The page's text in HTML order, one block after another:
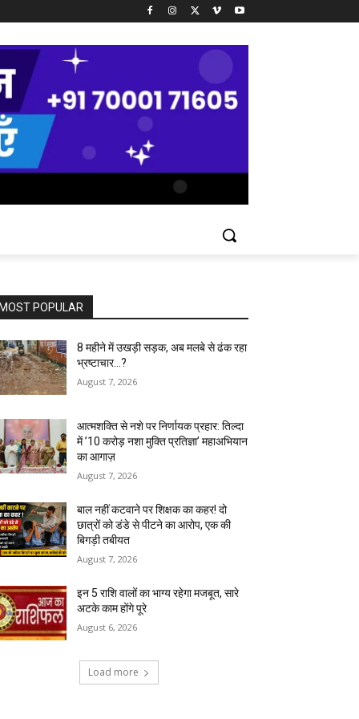
MOST POPULAR
8 महीने में उखड़ी सड़क, अब मलबे से ढंक रहा
भ्रष्टाचार…?
August 7, 2026
आत्मशक्ति से नशे पर निर्णायक प्रहार: तिल्दा
में ’10 करोड़ नशा मुक्ति प्रतिज्ञा’ महाअभियान
का आगाज़
August 7, 2026
बाल नहीं कटवाने पर शिक्षक का कहर! दो
छात्रों को डंडे से पीटने का आरोप, एक की
बिगड़ी तबीयत
August 7, 2026
इन 5 राशि वालों का भाग्य रहेगा मजबूत, सारे
अटके काम होंगे पूरे
August 6, 2026
Load more